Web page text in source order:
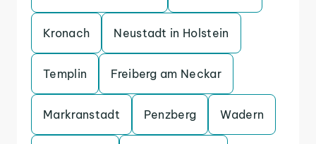
Kronach Neustadt in Holstein
Templin Freiberg am Neckar
Markranstadt Penzberg Wadern